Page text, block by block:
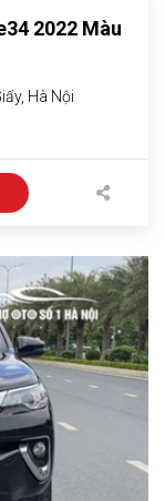
2022 Màu
Hà Nội